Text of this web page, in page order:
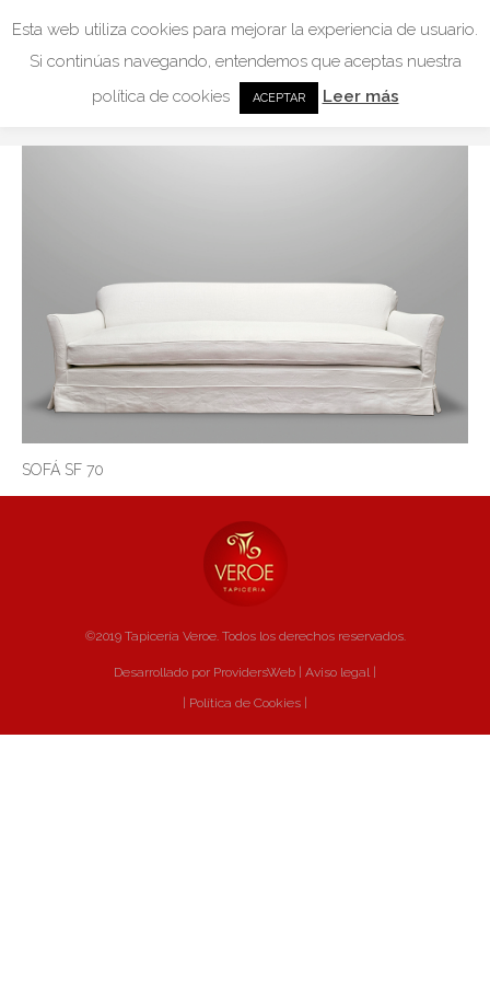
SOFÁ SF 70
You are here: Home SOFÁ SF 70
SOFÁ SF 70
©2019 Tapicería Veroe. Todos los derechos reservados.
Desarrollado por ProvidersWeb Aviso legal
Política de Cookies
Esta web utiliza cookies para mejorar la experiencia de usuario.
Si continúas navegando, entendemos que aceptas nuestra
política de cookies
ACEPTAR Leer más